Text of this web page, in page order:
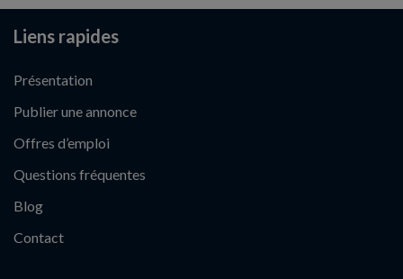
Liens rapides
Présentation
Publier une annonce
Offres d’emploi
Questions fréquentes
Blog
Contact